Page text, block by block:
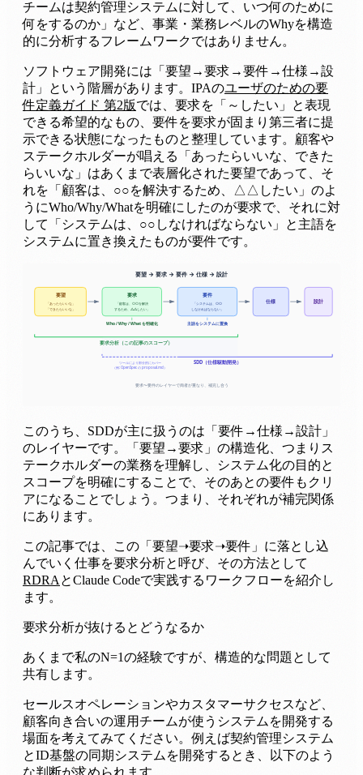
チームは契約管理システムに対して、いつ何のために
何をするのか」など、事業・業務レベルのWhyを構造
的に分析するフレームワークではありません。
ソフトウェア開発には「要望→要求→要件→仕様→設
計」という階層があります。IPAのユーザのための要
件定義ガイド 第2版では、要求を「～したい」と表現
できる希望的なもの、要件を要求が固まり第三者に提
示できる状態になったものと整理しています。顧客や
ステークホルダーが唱える「あったらいいな、できた
らいいな」はあくまで表層化された要望であって、そ
れを「顧客は、○○を解決するため、△△したい」のよ
うにWho/Why/Whatを明確にしたのが要求で、それに対
して「システムは、○○しなければならない」と主語を
システムに置き換えたものが要件です。
このうち、SDDが主に扱うのは「要件→仕様→設計」
のレイヤーです。「要望→要求」の構造化、つまりス
テークホルダーの業務を理解し、システム化の目的と
スコープを明確にすることで、そのあとの要件もクリ
アになることでしょう。つまり、それぞれが補完関係
にあります。
この記事では、この「要望➝要求➝要件」に落とし込
んでいく仕事を要求分析と呼び、その方法として
RDRA とClaude Codeで実践するワークフローを紹介し
ます。
要求分析が抜けるとどうなるか
あくまで私のN=1の経験ですが、構造的な問題として
共有します。
セールスオペレーションやカスタマーサクセスなど、
顧客向き合いの運用チームが使うシステムを開発する
場面を考えてみてください。例えば契約管理システム
とID基盤の同期システムを開発するとき、以下のよう
な判断が求められます。